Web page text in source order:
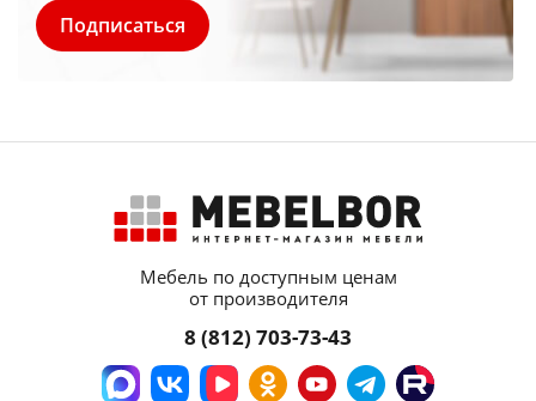
Мебель по доступным ценам
от производителя
8 (812) 703-73-43